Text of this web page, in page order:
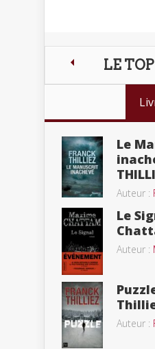
LE
Le
Auteur :
Le
Auteur :
Auteur :